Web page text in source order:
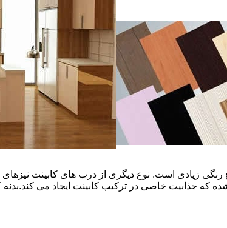
۱۶ میل و ۱۸ و١٩و٢٠و٢٢ میل است که با روکش پی وی سی دارای ۶ تیپ و تنوع رنگی زیادی است.
که جذابیت خاصی در ترکیب کابینت ایجاد می کند.بدنه